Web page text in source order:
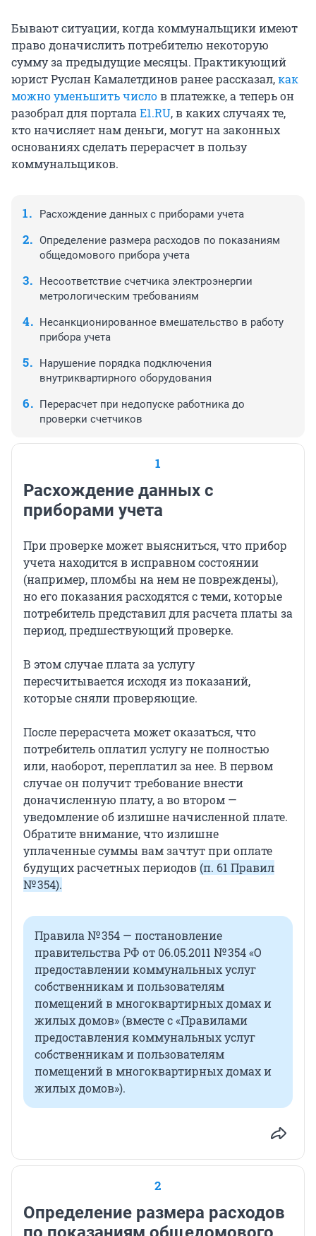
Бывают ситуации, когда коммунальщики имеют
право доначислить потребителю некоторую
сумму за предыдущие месяцы. Практикующий
юрист Руслан Камалетдинов ранее рассказал,как
можно уменьшить числов платежке, а теперь он
разобрал для порталаE1.RU, в каких случаях те,
кто начисляет нам деньги, могут на законных
основаниях сделать перерасчет в пользу
коммунальщиков.
Расхождение данных с приборами учета
Определение размера расходов по показаниям
общедомового прибора учета
Несоответствие счетчика электроэнергии
метрологическим требованиям
Несанкционированное вмешательство в работу
прибора учета
Нарушение порядка подключения
внутриквартирного оборудования
Перерасчет при недопуске работника до
проверки счетчиков
1
Расхождение данных с
приборами учета
При проверке может выясниться, что прибор
учета находится в исправном состоянии
(например, пломбы на нем не повреждены),
но его показания расходятся с теми, которые
потребитель представил для расчета платы за
период, предшествующий проверке.
В этом случае плата за услугу
пересчитывается исходя из показаний,
которые сняли проверяющие.
После перерасчета может оказаться, что
потребитель оплатил услугу не полностью
или, наоборот, переплатил за нее. В первом
случае он получит требование внести
доначисленную плату, а во втором —
уведомление об излишне начисленной плате.
Обратите внимание, что излишне
уплаченные суммы вам зачтут при оплате
будущих расчетных периодов (п. 61 Правил
№ 354).
Правила № 354 — постановление
правительства РФ от 06.05.2011 № 354 «О
предоставлении коммунальных услуг
собственникам и пользователям
помещений в многоквартирных домах и
жилых домов» (вместе с «Правилами
предоставления коммунальных услуг
собственникам и пользователям
помещений в многоквартирных домах и
жилых домов»).
2
Определение размера расходов